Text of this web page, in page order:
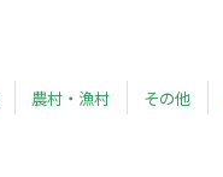
農村・漁村 その他